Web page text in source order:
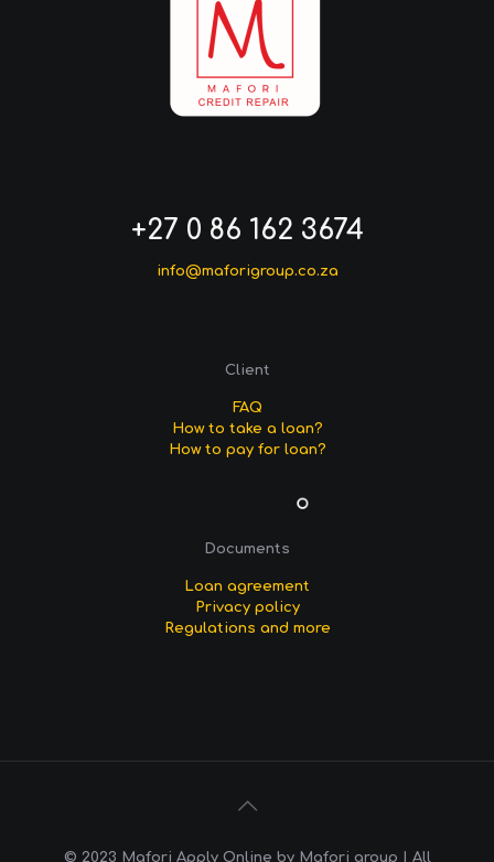
+27 0 86 162 3674
info@maforigroup.co.za
Client
FAQ
How to take a loan?
How to pay for loan?
Documents
Loan agreement
Privacy policy
Regulations and more
© 2023 Mafori Apply Online by Mafori group | All